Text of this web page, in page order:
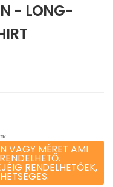
- LONG-
VAGY MÉRET AMI
RENDELHETŐEK,